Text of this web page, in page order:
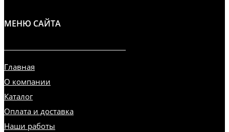
МЕНЮ САЙТА
Главная
О компании
Каталог
Оплата и доставка
Наши работы